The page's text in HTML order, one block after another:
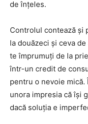
de înțeles.
Controlul contează și
la douăzeci și ceva
te împrumuți de la
într-un credit de
pentru o nevoie mică.
unora impresia că își
dacă soluția e